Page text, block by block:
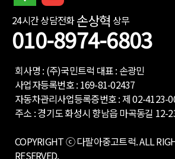
24시간 상담전화손상혁 상무
010-8974-6803
회사명 : (주)국민트럭 대표 : 손광민
사업자등록번호 : 169-81-02437
자동차관리사업등록증번호 : 제 02-4123-
주소 : 경기도 화성시 향남읍 마곡동길 12-
COPYRIGHT ⓒ 다팔아중고트럭. ALL
RESERVED.